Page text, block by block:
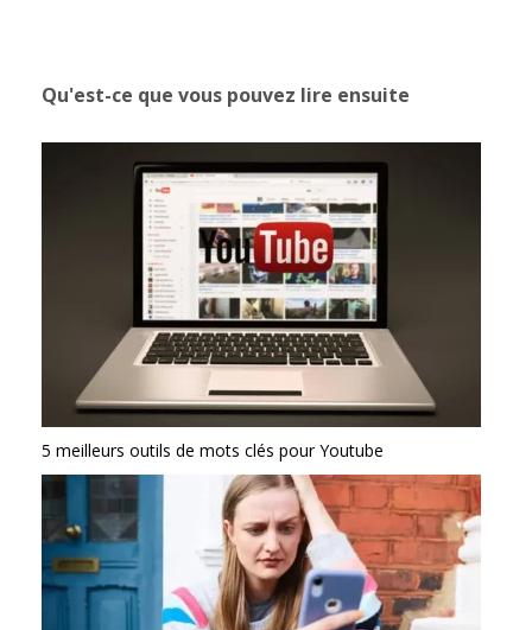
Qu'est-ce que vous pouvez lire ensuite
5 meilleurs outils de mots clés pour Youtube